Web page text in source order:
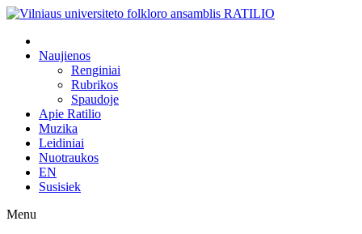
Naujienos
Renginiai
Rubrikos
Spaudoje
Apie Ratilio
Muzika
Leidiniai
Nuotraukos
EN
Susisiek
Menu